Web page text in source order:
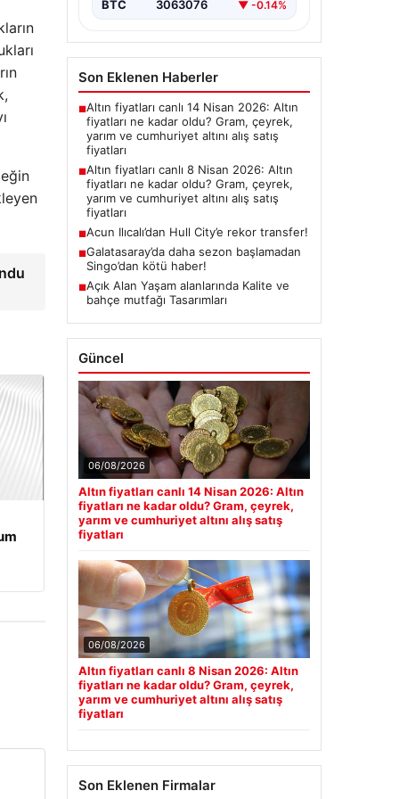
BTC 3063076 ▼ -0.14%
Son Eklenen Haberler
■Altın fiyatları canlı 14 Nisan 2026: Altın
fiyatları ne kadar oldu? Gram, çeyrek,
yarım ve cumhuriyet altını alış satış
fiyatları
■Altın fiyatları canlı 8 Nisan 2026: Altın
fiyatları ne kadar oldu? Gram, çeyrek,
yarım ve cumhuriyet altını alış satış
fiyatları
■Acun Ilıcalı’dan Hull City’e rekor transfer!
■Galatasaray’da daha sezon başlamadan
Singo’dan kötü haber!
■Açık Alan Yaşam alanlarında Kalite ve
bahçe mutfağı Tasarımları
Güncel
06/08/2026
Altın fiyatları canlı 14 Nisan 2026: Altın
fiyatları ne kadar oldu? Gram, çeyrek,
yarım ve cumhuriyet altını alış satış
fiyatları
06/08/2026
Altın fiyatları canlı 8 Nisan 2026: Altın
fiyatları ne kadar oldu? Gram, çeyrek,
yarım ve cumhuriyet altını alış satış
fiyatları
Son Eklenen Firmalar